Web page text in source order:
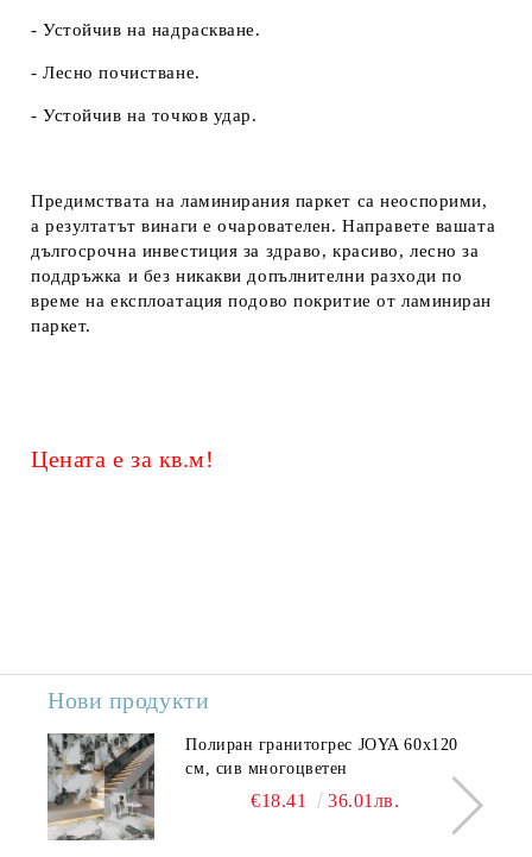
- Устойчив на надраскване.
- Лесно почистване.
- Устойчив на точков удар.
Предимствата на ламинирания паркет са неоспорими,
а резултатът винаги е очарователен. Направете вашата
дългосрочна инвестиция за здраво, красиво, лесно за
поддръжка и без никакви допълнителни разходи по
време на експлоатация подово покритие от ламиниран
паркет.
Цената е за кв.м!
Нови продукти
Полиран гранитогрес JOYA 60x120
см, сив многоцветен
€18.41 36.01лв.